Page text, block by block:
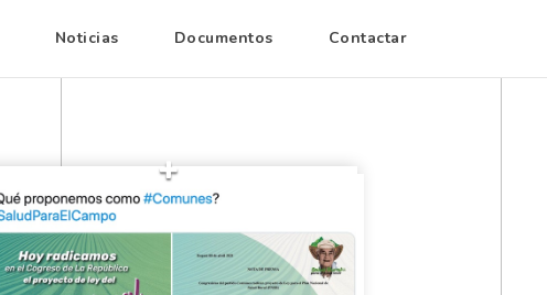
Noticias Documentos Contactar